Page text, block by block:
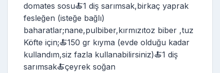
domates sosu🍝1 diş sarımsak,birkaç yaprak
fesleğen (isteğe bağlı)
baharatlar;nane,pulbiber,kırmızıtoz biber ,tuz
Köfte için;🍝150 gr kıyma (evde olduğu kadar
kullandım,siz fazla kullanabilirsiniz)🍝1 diş
sarımsak🍝çeyrek soğan